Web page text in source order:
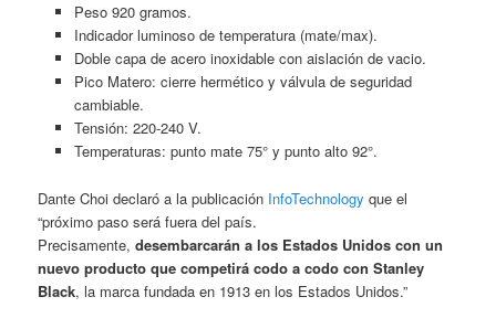
Peso 920 gramos.
Indicador luminoso de temperatura (mate/max).
Doble capa de acero inoxidable con aislación de vacio.
Pico Matero: cierre hermético y válvula de seguridad
cambiable.
Tensión: 220-240 V.
Temperaturas: punto mate 75° y punto alto 92°.
Dante Choi declaró a la publicación InfoTechnology que el
“próximo paso será fuera del país.
Precisamente,desembarcarán a los Estados Unidos con un
nuevo producto que competirá codo a codo con Stanley
Black, la marca fundada en 1913 en los Estados Unidos.”